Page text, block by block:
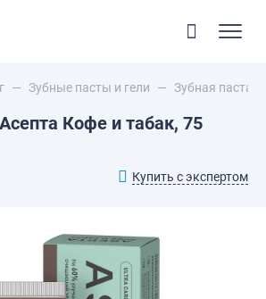
— Зубные пасты и гели — Зубная паста
Кофе и табак, 75
Купить с экспертом